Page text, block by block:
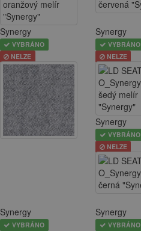
Synergy
VYBRÁNO
NELZE
Synergy
VYBRÁNO
NELZE
Synergy
VYBRÁNO
NELZE
Synergy
VYBRÁNO
Synergy
VYBRÁNO